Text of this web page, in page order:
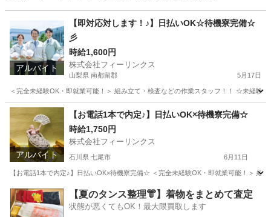
アルバイト
【即対応対します！♪】日払いOK☆待機寮完備☆
彡
時給1,600円
株式会社フィーリンクス
山梨県 南都留郡 5月17日
＜完全未経験OK・即就業可能！＞ 組み立て・検査などの作業スタッフ！！ ☆未経
山梨 南都留郡 工場 時給
アルバイト
【お電話1本で内定♪】日払いOK×待機寮完備☆
時給1,750円
株式会社フィーリンクス
石川県 七尾市 6月11日
【お電話1本で内定♪】日払いOK×待機寮完備☆ ＜完全未経験OK・即就業可能！＞
石川 七尾市 工場 時給
【夏のタンス整理👘】着物をまとめて査定
状態が悪くてもOK！最大限買取します